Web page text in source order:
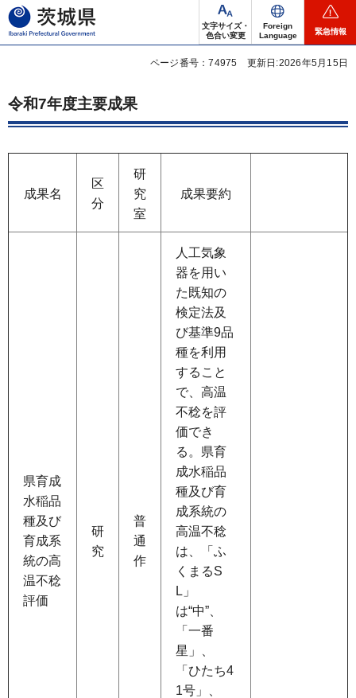
茨城県
文字サイズ・
色合い変更
Foreign
Language
緊急情報
ページ番号：74975 更新日:2026年5月15日
令和7年度主要成果
成果名
区
分
研
究
室
成果要約
県育成
水稲品
種及び
育成系
統の高
温不稔
評価
研
究
普
通
作
人工気象
器を用い
た既知の
検定法及
び基準9品
種を利用
すること
で、高温
不稔を評
価でき
る。県育
成水稲品
種及び育
成系統の
高温不稔
は、「ふ
くまるS
L」
は“中”、
「一番
星」、
「ひたち4
1号」、